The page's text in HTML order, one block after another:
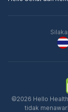
©2026 Hello
tidak